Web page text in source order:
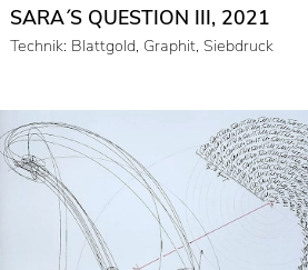
SARA´S QUESTION III, 2021
Technik: Blattgold, Graphit, Siebdruck